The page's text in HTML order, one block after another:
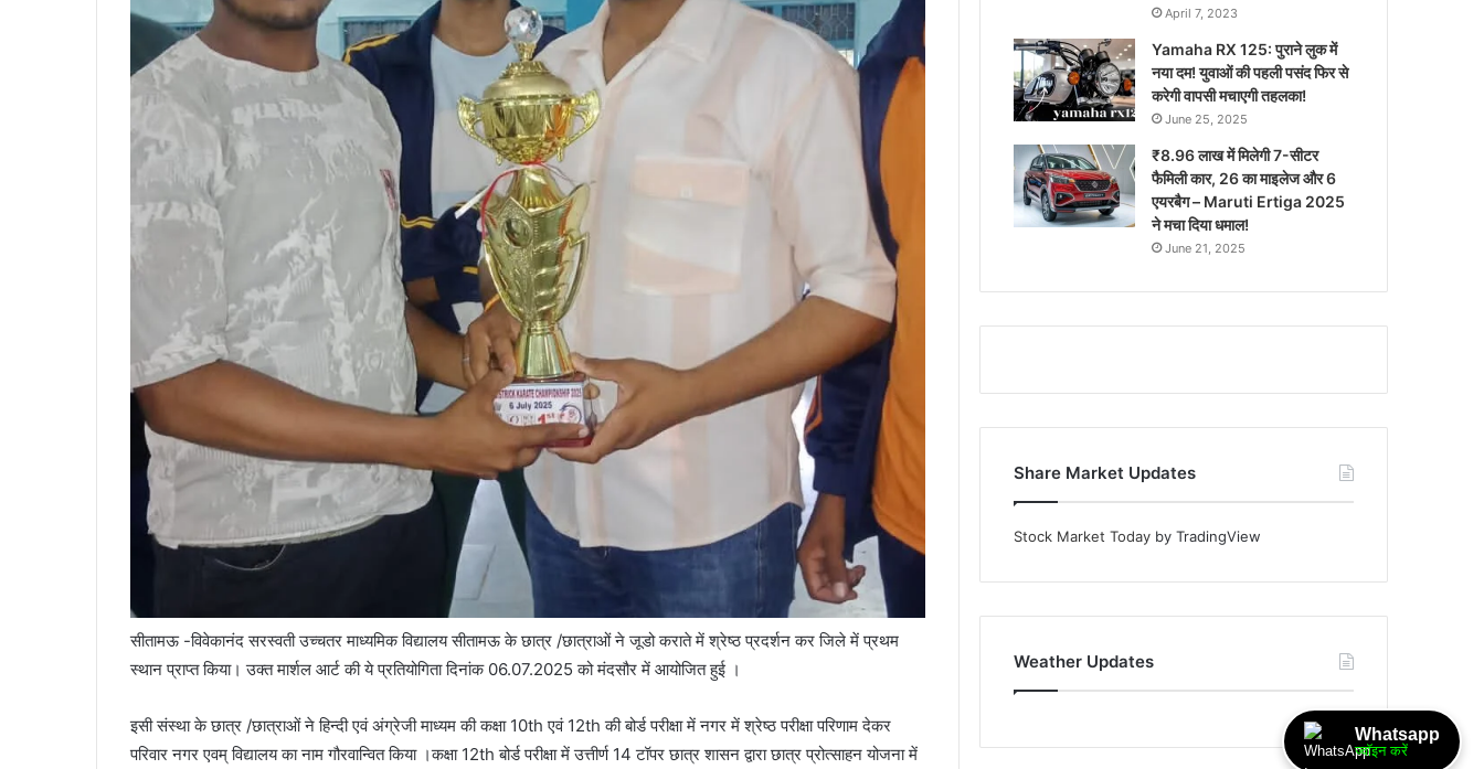
सीतामऊ -विवेकानंद सरस्वती उच्चतर माध्यमिक विद्यालय सीतामऊ के छात्र /छात्राओं ने जूडो कराते में श्रेष्ठ प्रदर्शन कर जिले में प्रथम
स्थान प्राप्त किया। उक्त मार्शल आर्ट की ये प्रतियोगिता दिनांक 06.07.2025 को मंदसौर में आयोजित हुई ।
इसी संस्था के छात्र /छात्राओं ने हिन्दी एवं अंग्रेजी माध्यम की कक्षा 10th एवं 12th की बोर्ड परीक्षा में नगर में श्रेष्ठ परीक्षा परिणाम देकर
परिवार नगर एवम् विद्यालय का नाम गौरवान्वित किया ।कक्षा 12th बोर्ड परीक्षा में उत्तीर्ण 14 टॉपर छात्र शासन द्वारा छात्र प्रोत्साहन योजना में
April 7, 2023
Yamaha RX 125: पुराने लुक में
नया दम! युवाओं की पहली पसंद फिर से
करेगी वापसी मचाएगी तहलका!
June 25, 2025
₹8.96 लाख में मिलेगी 7-सीटर
फैमिली कार, 26 का माइलेज और 6
एयरबैग – Maruti Ertiga 2025
ने मचा दिया धमाल!
June 21, 2025
Share Market Updates
Stock Market Today by TradingView
Weather Updates
Whatsapp
ज्वॉइन करें